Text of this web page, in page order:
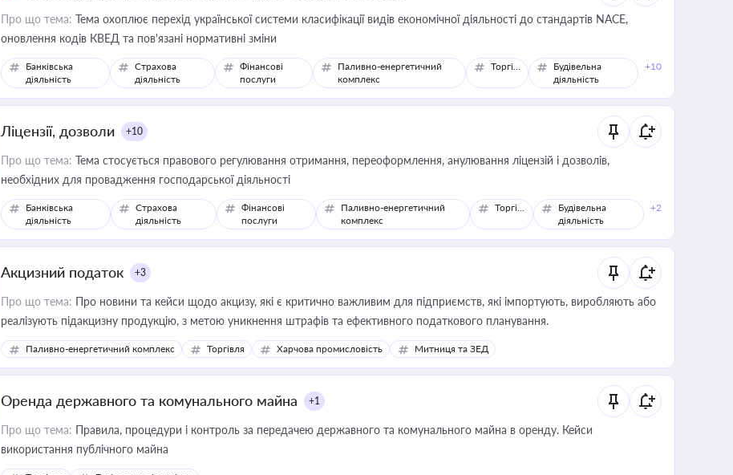
Про що тема: Тема охоплює перехід української системи класифікації видів економічної діяльності до стандартів NACE,
оновлення кодів КВЕД та пов'язані нормативні зміни
Банківська
діяльність
Страхова
діяльність
Фінансові
послуги
Паливно-енергетичний
комплекс
Торгівля
Будівельна
діяльність
+10
Ліцензії, дозволи +10
Про що тема: Тема стосується правового регулювання отримання, переоформлення, анулювання ліцензій і дозволів,
необхідних для провадження господарської діяльності
Банківська
діяльність
Страхова
діяльність
Фінансові
послуги
Паливно-енергетичний
комплекс
Торгівля
Будівельна
діяльність
+2
Акцизний податок +3
Про що тема: Про новини та кейси щодо акцизу, які є критично важливим для підприємств, які імпортують, виробляють або
реалізують підакцизну продукцію, з метою уникнення штрафів та ефективного податкового планування.
Паливно-енергетичний комплекс Торгівля Харчова промисловість Митниця та ЗЕД
Оренда державного та комунального майна +1
Про що тема: Правила, процедури і контроль за передачею державного та комунального майна в оренду. Кейси
використання публічного майна